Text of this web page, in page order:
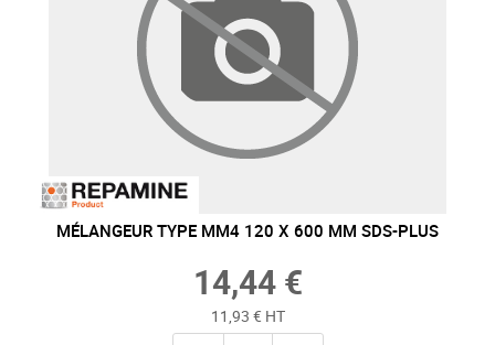
MÉLANGEUR TYPE MM4 120 X 600 MM SDS-PLUS
14,44 €
11,93 € HT